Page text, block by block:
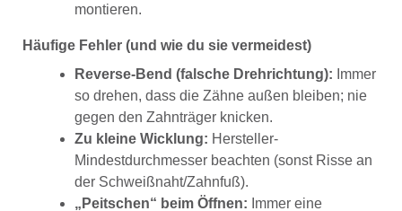
montieren.
Häufige Fehler (und wie du sie vermeidest)
Reverse-Bend (falsche Drehrichtung): Immer
so drehen, dass die Zähne außen bleiben; nie
gegen den Zahnträger knicken.
Zu kleine Wicklung: Hersteller-
Mindestdurchmesser beachten (sonst Risse an
der Schweißnaht/Zahnfuß).
„Peitschen“ beim Öffnen: Immer eine